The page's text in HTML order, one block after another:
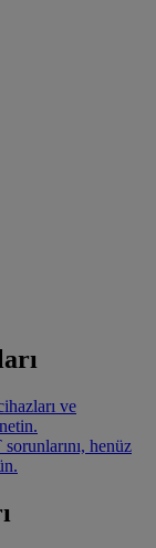
ve
henüz